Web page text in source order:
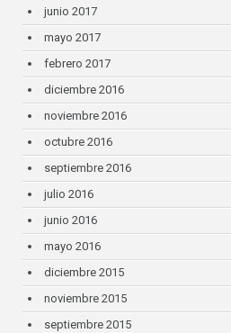
junio 2017
mayo 2017
febrero 2017
diciembre 2016
noviembre 2016
octubre 2016
septiembre 2016
julio 2016
junio 2016
mayo 2016
diciembre 2015
noviembre 2015
septiembre 2015